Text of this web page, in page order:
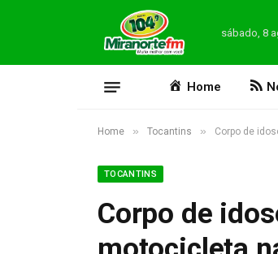
sábado, 8
Home
Home » Tocantins » Corpo de
TOCANTINS
Corpo de